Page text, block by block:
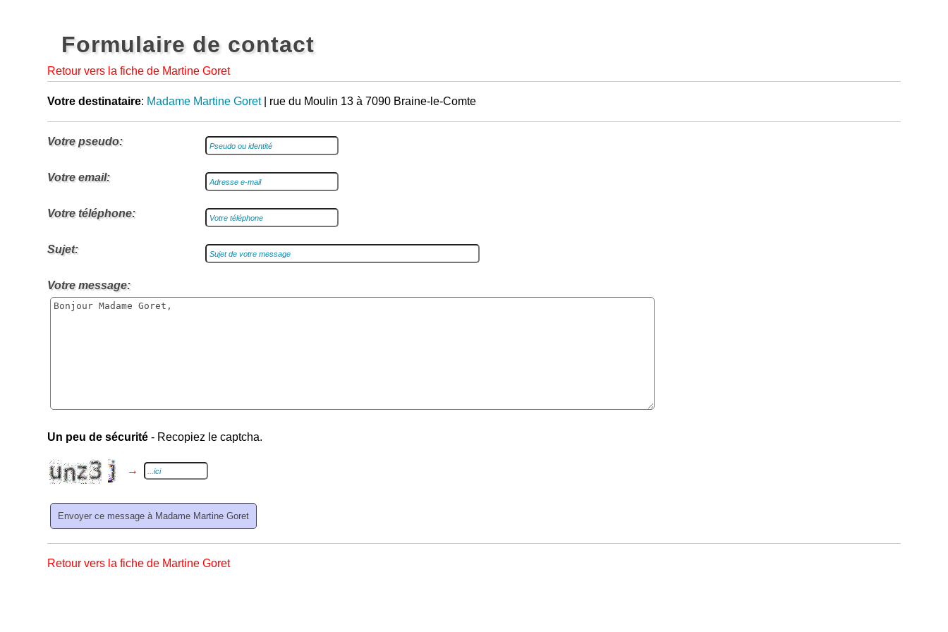
Formulaire de contact
Retour vers la fiche de Martine Goret
Votre destinataire: Madame Martine Goret| rue du Moulin 13 à 7090 Braine-le-Comte
Votre pseudo:
Votre email:
Votre téléphone:
Sujet:
Votre message:
Un peu de sécurité - Recopiez le captcha.
→
Retour vers la fiche de Martine Goret